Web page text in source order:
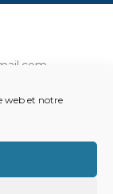
web et notre